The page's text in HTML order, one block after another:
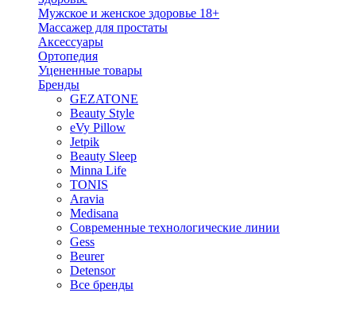
Мужское и женское здоровье 18+
Массажер для простаты
Аксессуары
Ортопедия
Уцененные товары
Бренды
GEZATONE
Beauty Style
eVy Pillow
Jetpik
Beauty Sleep
Minna Life
TONIS
Aravia
Medisana
Современные технологические линии
Gess
Beurer
Detensor
Все бренды